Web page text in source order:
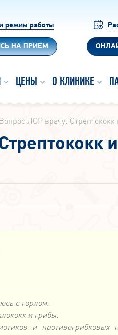
режим работы
НА ПРИЕМ
ЦЕНЫ О КЛИНИКЕ
ЛОР врачу: Стрептококк
с горлом.
и грибы.
и